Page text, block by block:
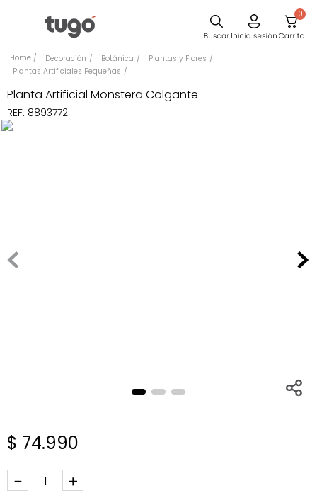
0
Decoración Botánica
Plantas y Flores
Plantas Artificiales Pequeñas
Planta Artificial Monstera Colgante
REF: 8893772
$ 74.990
＋
－
Sillas
Escritorio